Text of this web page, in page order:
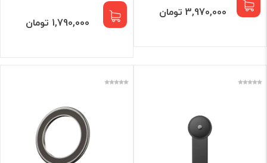
3,970,000 تومان
1,790,000 تومان